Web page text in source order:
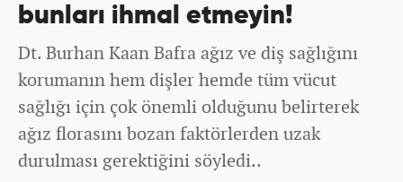
bunları ihmal etmeyin!
Dt. Burhan Kaan Bafra ağız ve diş sağlığını
korumanın hem dişler hemde tüm vücut
sağlığı için çok önemli olduğunu belirterek
ağız florasını bozan faktörlerden uzak
durulması gerektiğini söyledi..